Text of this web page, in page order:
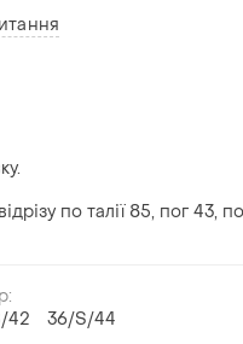
по талії 85, пог 43,
42
36/S/44